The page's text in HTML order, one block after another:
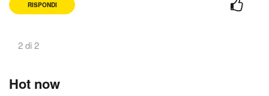
RISPONDI
2 di 2
Hot now